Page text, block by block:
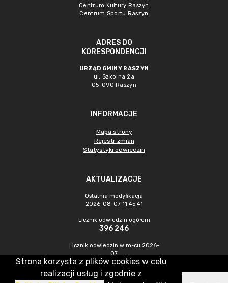
Centrum Kultury Raszyn
Centrum Sportu Raszyn
ADRES DO
KORESPONDENCJI
URZĄD GMINY RASZYN
ul. Szkolna 2a
05-090 Raszyn
INFORMACJE
Mapa strony
Rejestr zmian
Statystyki odwiedzin
AKTUALIZACJE
Ostatnia modyfikacja
2026-08-07 11:45:41
Licznik odwiedzin ogółem
396 246
Licznik odwiedzin w m-cu 2026-
07
1 557
Strona korzysta z plików cookies w celu
realizacji usług i zgodnie z